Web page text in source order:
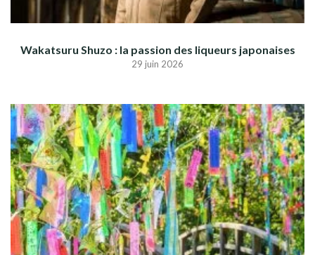
Wakatsuru Shuzo : la passion des liqueurs japonaises
29 juin 2026